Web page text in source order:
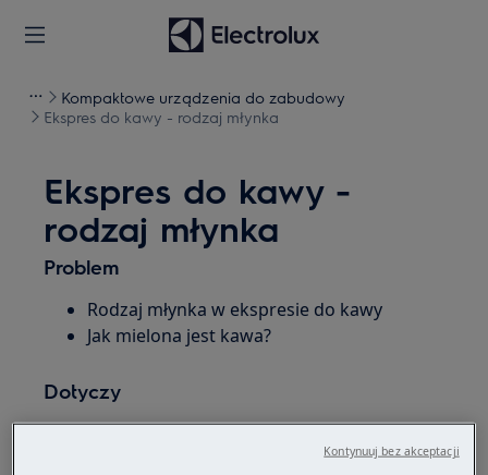
Kompaktowe urządzenia do zabudowy
Ekspres do kawy - rodzaj młynka
Ekspres do kawy -
rodzaj młynka
Problem
Rodzaj młynka w ekspresie do kawy
Jak mielona jest kawa?
Dotyczy
Kontynuuj bez akceptacji